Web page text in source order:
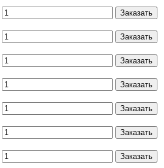
Заказать
Заказать
Заказать
Заказать
Заказать
Заказать
Заказать